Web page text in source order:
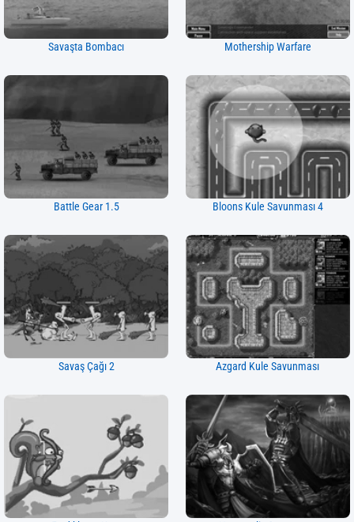
Savaşta Bombacı Mothership Warfare
Battle Gear 1.5 Bloons Kule Savunması 4
Savaş Çağı 2 Azgard Kule Savunması